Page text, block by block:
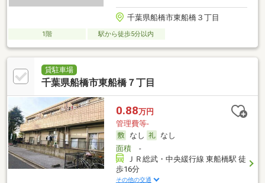
千葉県船橋市東船橋３丁目
1階 駅から徒歩5分以内
貸駐車場
千葉県船橋市東船橋７丁目
0.88万円
管理費等-
なし
なし
面積-
ＪＲ総武・中央緩行線 東船橋駅 徒
歩16分
その他の交通